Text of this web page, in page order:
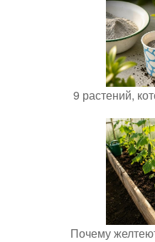
9 растений,
Почему